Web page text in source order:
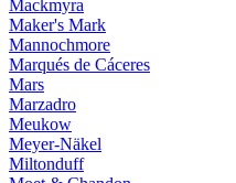
Mackmyra
Maker's Mark
Mannochmore
Marqués de Cáceres
Mars
Marzadro
Meukow
Meyer-Näkel
Miltonduff